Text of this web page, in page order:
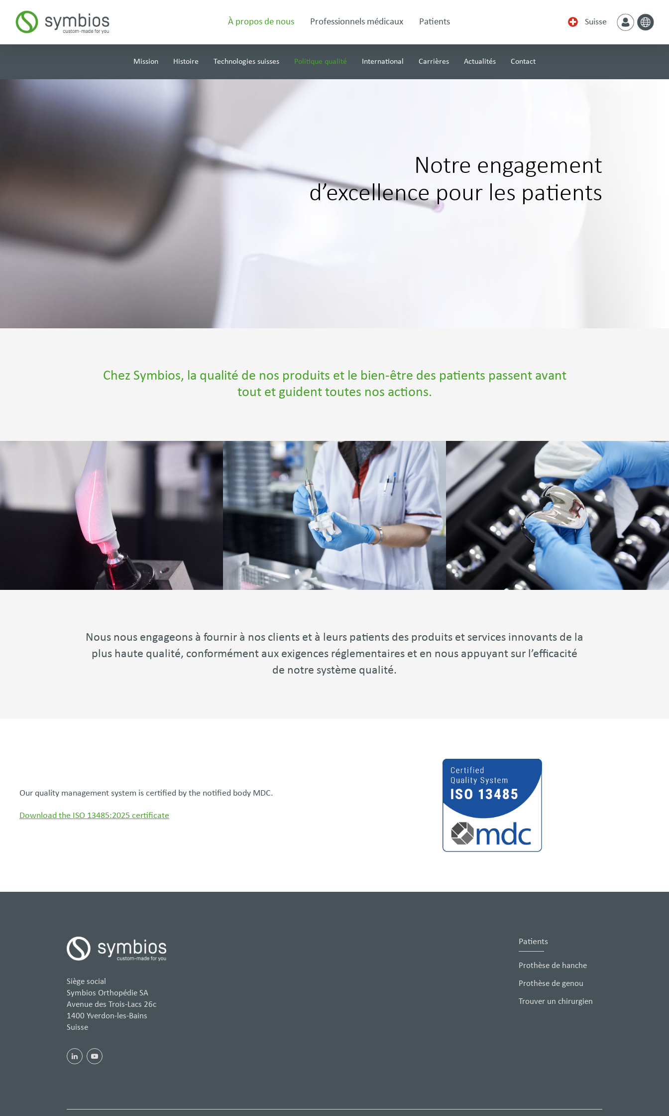
À propos de nous Professionnels médicaux Patients Suisse
Mission Histoire Technologies suisses Politique qualité International Carrières Actualités Contact
Notre engagement
d’excellence pour les patients
Chez Symbios, la qualité de nos produits et le bien-être des patients passent avant
tout et guident toutes nos actions.
Nous nous engageons à fournir à nos clients et à leurs patients des produits et services innovants de la
plus haute qualité, conformément aux exigences réglementaires et en nous appuyant sur l’efficacité
de notre système qualité.
Our quality management system is certified by the notified body MDC.
Download the ISO 13485:2025 certificate
Siège social
Symbios Orthopédie SA
Avenue des Trois-Lacs 26c
1400 Yverdon-les-Bains
Suisse
Patients
Prothèse de hanche
Prothèse de genou
Trouver un chirurgien